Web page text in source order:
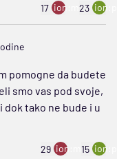
17 ion:minus
23
pomogne da budete
smo vas pod svoje,
tako ne bude i u
29 ion:minus
15